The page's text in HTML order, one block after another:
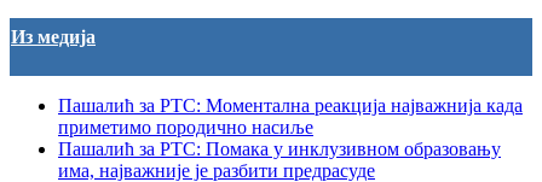
Из медија
Пашалић за РТС: Моментална реакција најважнија када
приметимо породично насиље
Пашалић за РТС: Помака у инклузивном образовању
има, најважније је разбити предрасуде